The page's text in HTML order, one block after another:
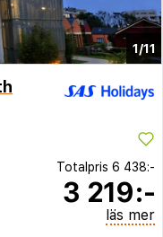
1/11
Totalpris 6 438:-
3 219:-
läs mer